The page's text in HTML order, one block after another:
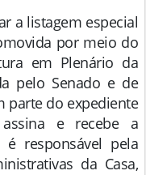
a listagem especial
por meio do
em Plenário da
pelo Senado e de
parte do expediente
e recebe a
é responsável pela
da Casa,